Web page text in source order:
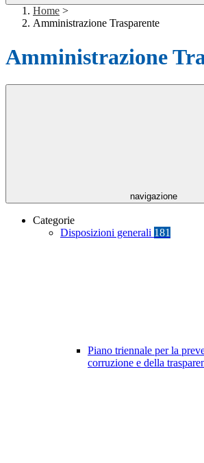
Home >
Amministrazione Trasparente
Amministrazione
navigazione
Categorie
Disposizioni generali 181
Piano triennale per la
corruzione e della